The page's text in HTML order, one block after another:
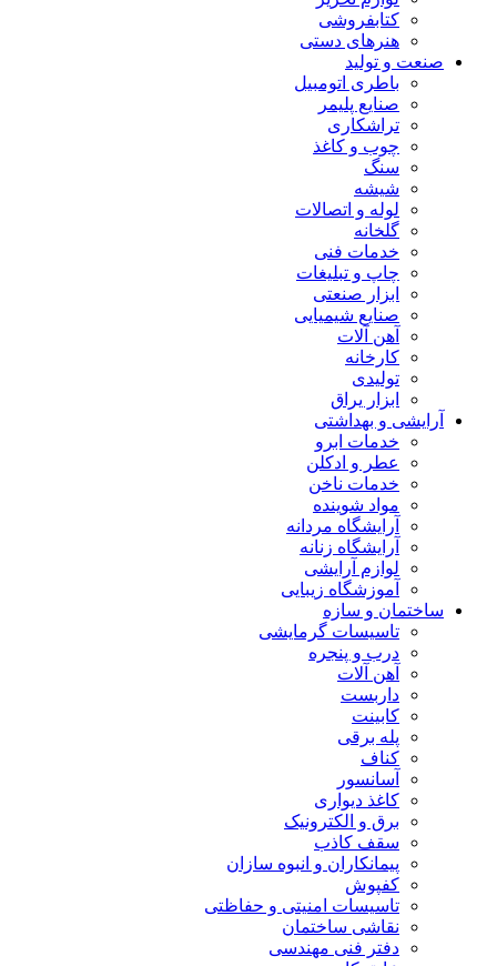
کتابفروشی
هنرهای دستی
صنعت و تولید
باطری اتومبیل
صنایع پلیمر
تراشکاری
چوب و کاغذ
سنگ
شیشه
لوله و اتصالات
گلخانه
خدمات فنی
چاپ و تبلیغات
ابزار صنعتی
صنایع شیمیایی
آهن آلات
کارخانه
تولیدی
ابزار یراق
آرایشی و بهداشتی
خدمات ابرو
عطر و ادکلن
خدمات ناخن
مواد شوینده
آرایشگاه مردانه
آرایشگاه زنانه
لوازم آرایشی
آموزشگاه زیبایی
ساختمان و سازه
تاسیسات گرمایشی
درب و پنجره
آهن آلات
داربست
کابینت
پله برقی
کناف
آسانسور
کاغذ دیواری
برق و الکترونیک
سقف کاذب
پیمانکاران و انبوه سازان
کفپوش
تاسیسات امنیتی و حفاظتی
نقاشی ساختمان
دفتر فنی مهندسی